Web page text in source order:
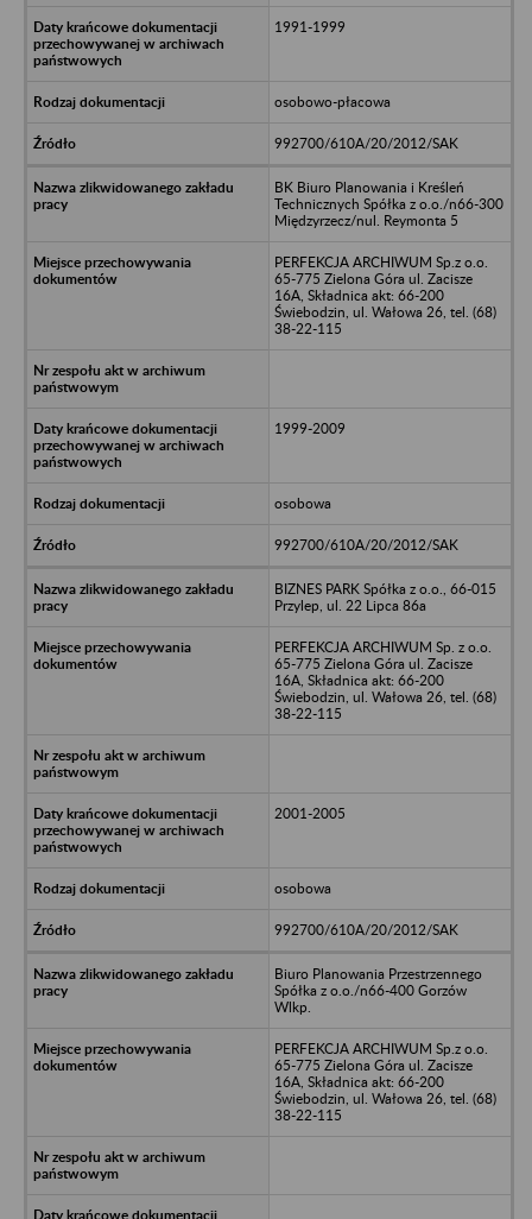
1991-1999
osobowo-płacowa
992700/610A/20/2012/SAK
BK Biuro Planowania i Kreśleń
Technicznych Spółka z o.o./n66-300
Międzyrzecz/nul. Reymonta 5
PERFEKCJA ARCHIWUM Sp.z o.o.
65-775 Zielona Góra ul. Zacisze
16A, Składnica akt: 66-200
Świebodzin, ul. Wałowa 26, tel. (68)
38-22-115
1999-2009
osobowa
992700/610A/20/2012/SAK
BIZNES PARK Spółka z o.o., 66-015
Przylep, ul. 22 Lipca 86a
PERFEKCJA ARCHIWUM Sp. z o.o.
65-775 Zielona Góra ul. Zacisze
16A, Składnica akt: 66-200
Świebodzin, ul. Wałowa 26, tel. (68)
38-22-115
2001-2005
osobowa
992700/610A/20/2012/SAK
Biuro Planowania Przestrzennego
Spółka z o.o./n66-400 Gorzów
Wlkp.
PERFEKCJA ARCHIWUM Sp.z o.o.
65-775 Zielona Góra ul. Zacisze
16A, Składnica akt: 66-200
Świebodzin, ul. Wałowa 26, tel. (68)
38-22-115